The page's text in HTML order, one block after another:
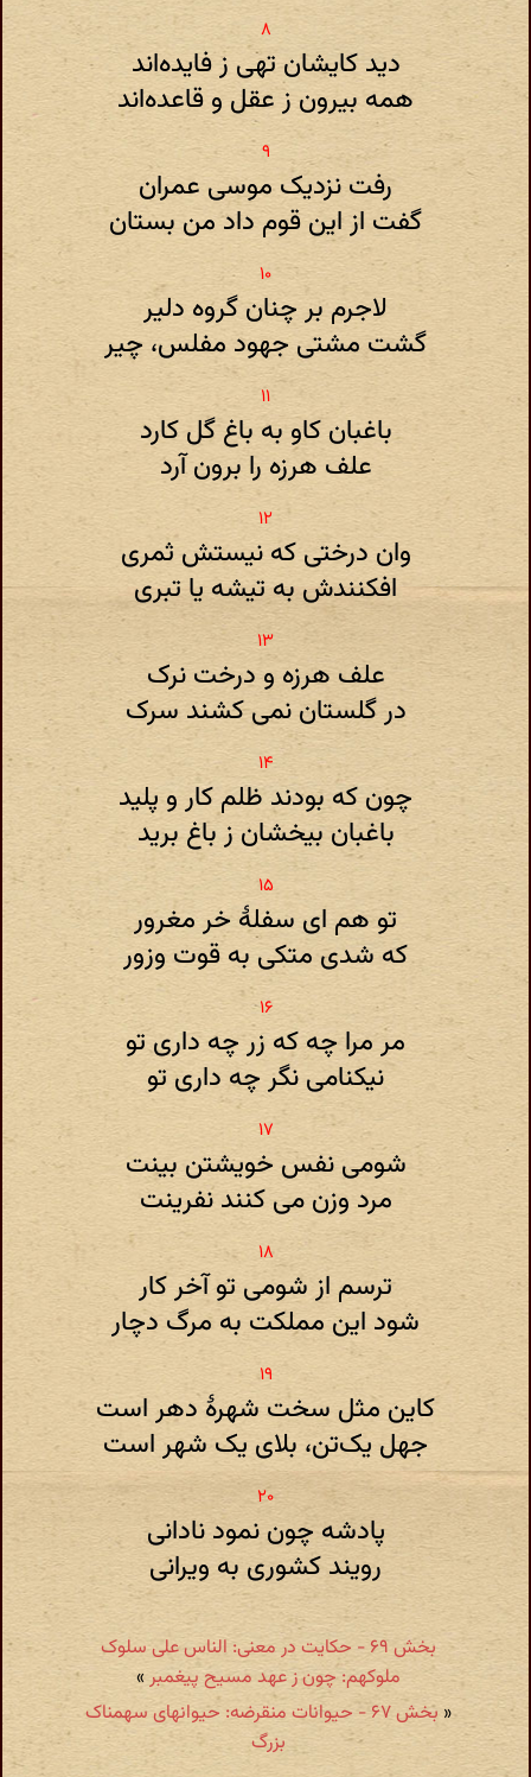
دید کایشان تهی ز فایده‌اند
همه بیرون ز عقل و قاعده‌اند
رفت نزدیک موسی عمران
گفت از این قوم داد من بستان
لاجرم بر چنان گروه دلیر
گشت مشتی جهود مفلس‌، چیر
باغبان کاو به باغ گل کارد
علف هرزه را برون آرد
وان درختی که نیستش ثمری
افکنندش به تیشه یا تبری
علف هرزه و درخت نرک
در گلستان نمی کشند سرک
چون که بودند ظلم کار و پلید
باغبان بیخشان ز باغ برید
تو هم ای سفلهٔ خر مغرور
که شدی متکی به قوت وزور
مر مرا چه که زر چه داری تو
نیکنامی نگر چه داری تو
شومی نفس خویشتن بینت
مرد وزن می کنند نفرینت
ترسم از شومی تو آخر کار
شود این مملکت به مرگ دچار
کاین مثل سخت شهرهٔ دهر است
جهل یک‌تن‌،‌ بلای یک شهر است
پادشه چون نمود نادانی
رویند کشوری به ویرانی
بخش ۶۹ - حکایت در معنی‌: الناس علی سلوک
ملوکهم: چون‌ ز عهد مسیح‌ پیغمبر»
«
بخش ۶۷ - حیوانات منقرضه: حیوانهای سهمناک
بزرگ